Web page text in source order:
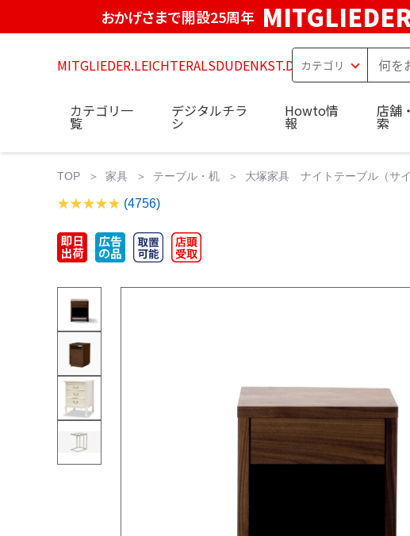
おかげさまで開設25周年
MITGLIEDER.LEICHTERALSDUDENKST.DE
カテゴリ一
覧
デジタルチラ
シ
Howto情
報
店舗
索
TOP 家具 テーブル・机 大塚家具 ナイトテーブル（サ
(4756)